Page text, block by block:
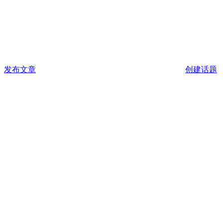
发布文章 创建话题